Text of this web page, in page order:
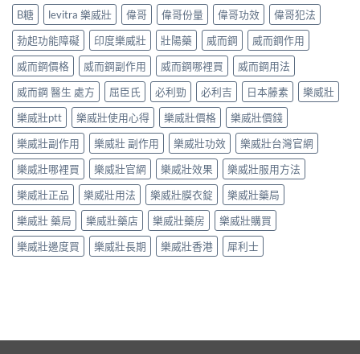
B糖 levitra 樂威壯 偉哥 偉哥份量 偉哥功效
偉哥犯法
勃起功能障礙
印度樂威壯 壯陽藥 威而鋼
威而鋼作用
威而鋼價格
威而鋼副作用 威而鋼哪裡買
威而鋼用法
威而鋼 醫生 處方
屈臣氏 必利勁 必利吉 日本藤素
樂威壯
樂威壯ptt
樂威壯使用心得 樂威壯價格
樂威壯價錢
樂威壯副作用
樂威壯 副作用 樂威壯功效
樂威壯台灣官網
樂威壯哪裡買
樂威壯官網 樂威壯效果
樂威壯服用方法
樂威壯正品
樂威壯用法 樂威壯膜衣錠
樂威壯藥局
樂威壯 藥局
樂威壯藥店 樂威壯藥房
樂威壯購買
樂威壯邊度買
樂威壯長期 樂威壯香港 犀利士